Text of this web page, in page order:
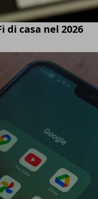
di casa nel 2026